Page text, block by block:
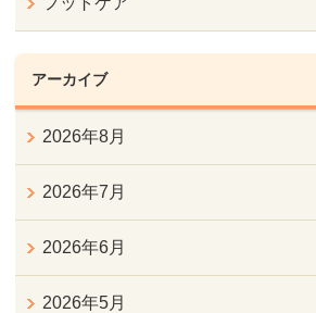
アーカイブ
2026年8月
2026年7月
2026年6月
2026年5月